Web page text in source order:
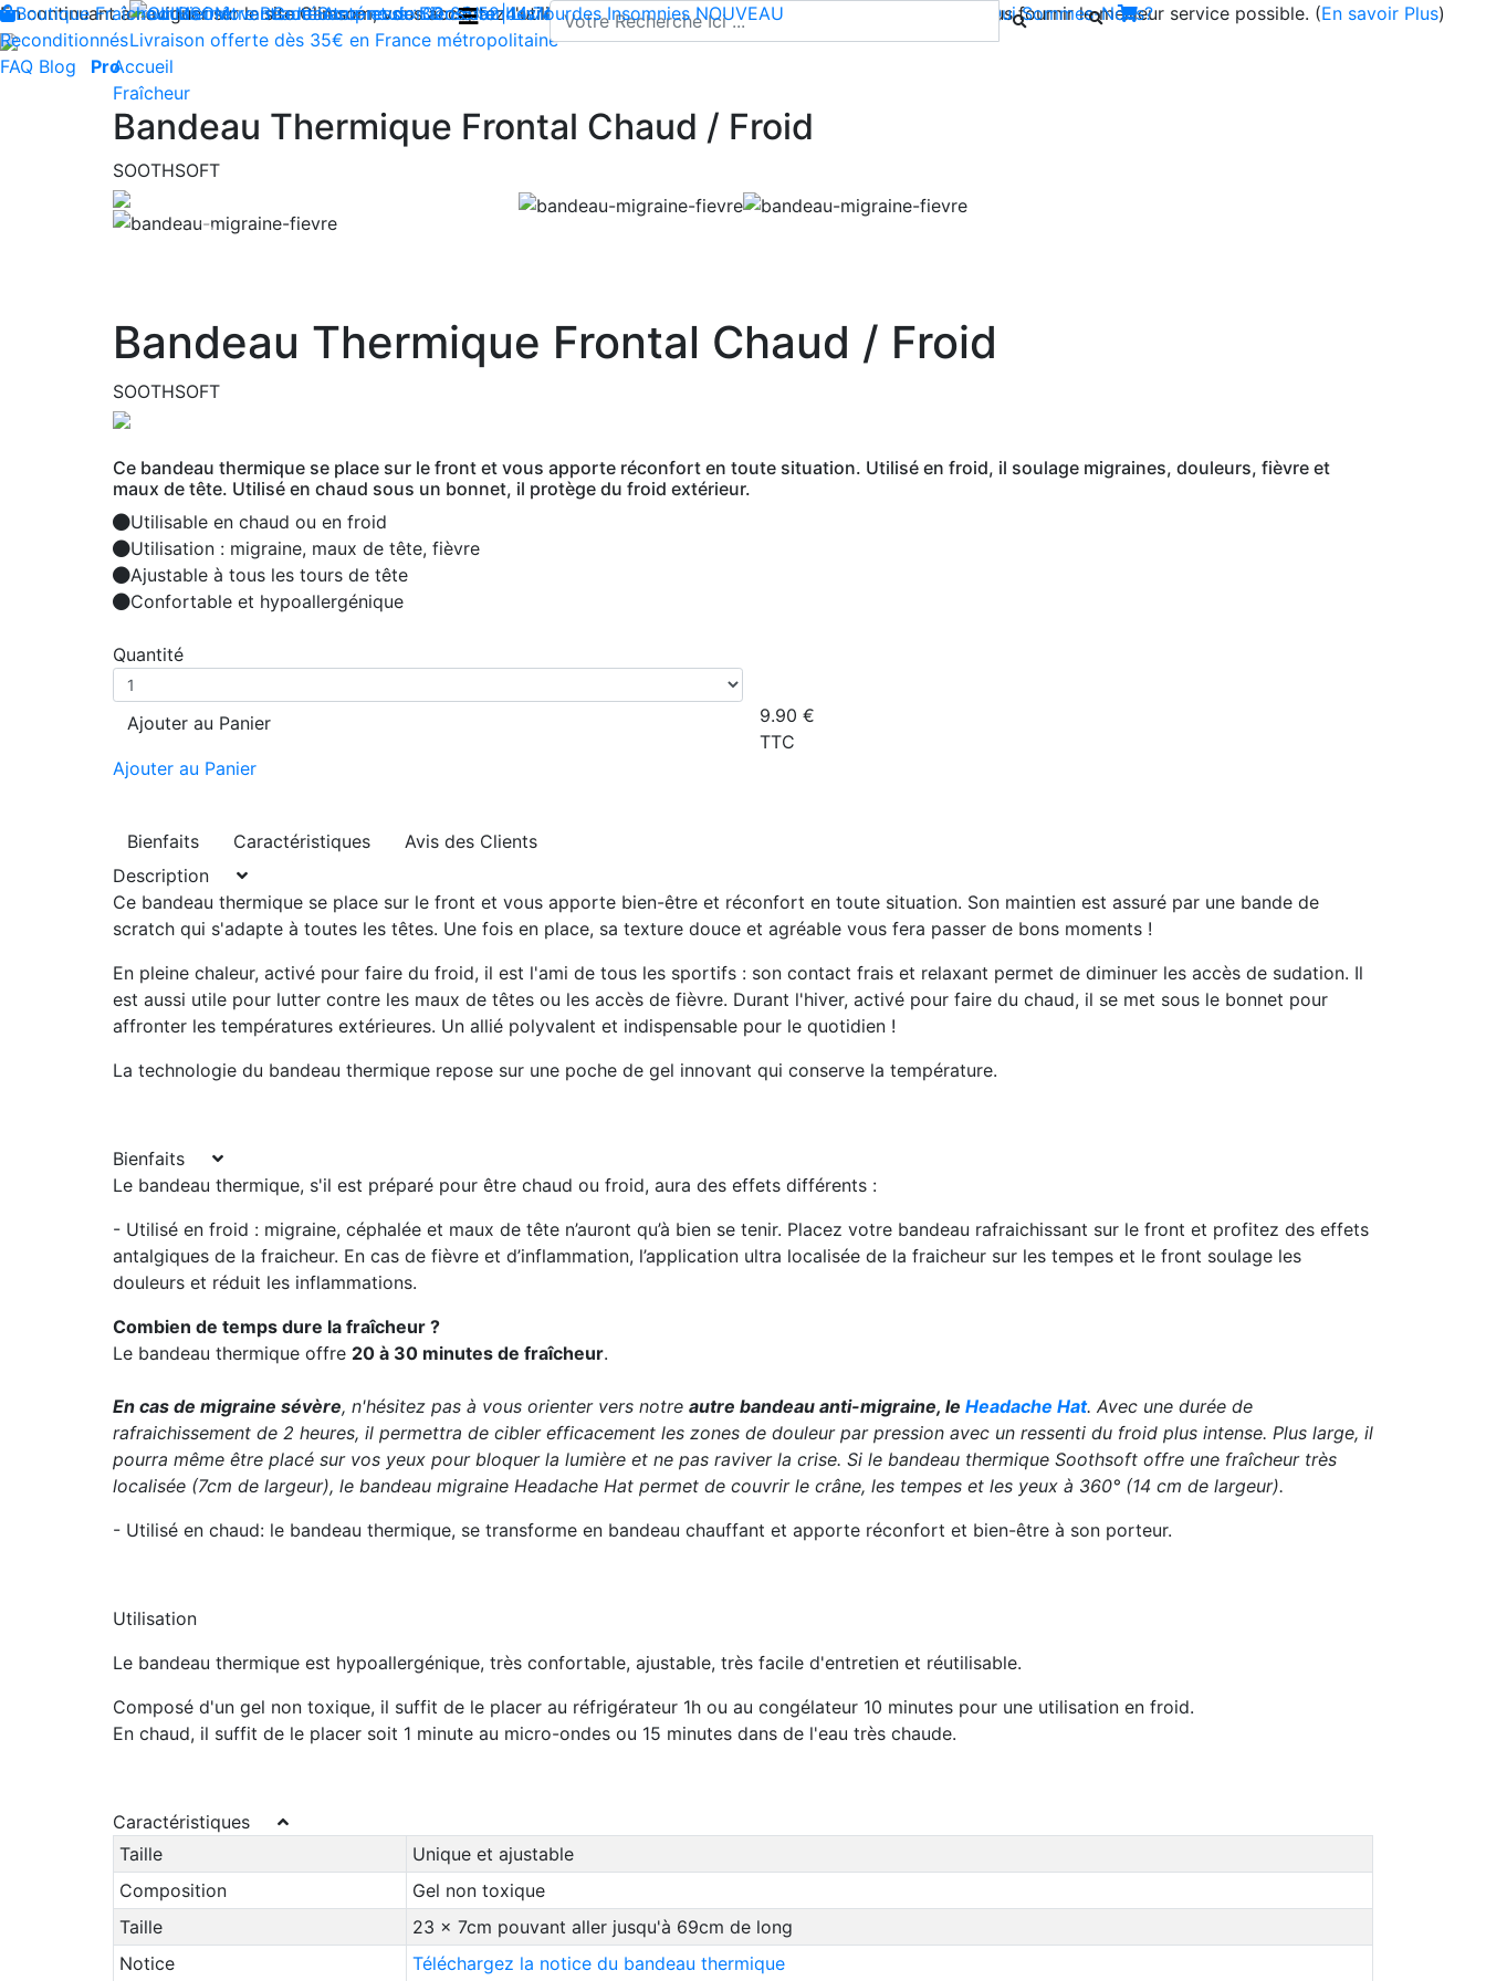
En continuant à naviguer sur le site Climsom, vous acceptez l'utilisation de cookies pour enregistrer votre panier et vous fournir le meilleur service possible. (En savoir Plus)
Produits innovants de Santé et de Bien-être | Livraison offerte dès 35€ en France métropolitaine
Livraison offerte dès 35€ en France métropolitaine
Contactez-nous : 02 85 52 44 74 -contact@climsom.com Qui Sommes-Nous?
Boutique Fraîcheur Bien-être Beauté Acupression Dos Jambes lourdes Insomnies NOUVEAU
Reconditionnés
FAQ Blog ProAccueil
Fraîcheur
Bandeau Thermique Frontal Chaud / Froid
SOOTHSOFT
Previous
Bandeau Thermique Frontal Chaud / Froid
SOOTHSOFT
Ce bandeau thermique se place sur le front et vous apporte réconfort en toute situation. Utilisé en froid, il soulage migraines, douleurs, fièvre et
maux de tête. Utilisé en chaud sous un bonnet, il protège du froid extérieur.
Utilisable en chaud ou en froid
Utilisation : migraine, maux de tête, fièvre
Ajustable à tous les tours de tête
Confortable et hypoallergénique
Quantité
Ajouter au Panier
Ajouter au Panier
9.90 €
TTC
Bienfaits Caractéristiques
Avis des Clients
Description
Ce bandeau thermique se place sur le front et vous apporte bien-être et réconfort en toute situation. Son maintien est assuré par une bande de
scratch qui s'adapte à toutes les têtes. Une fois en place, sa texture douce et agréable vous fera passer de bons moments !
En pleine chaleur, activé pour faire du froid, il est l'ami de tous les sportifs : son contact frais et relaxant permet de diminuer les accès de sudation. Il
est aussi utile pour lutter contre les maux de têtes ou les accès de fièvre. Durant l'hiver, activé pour faire du chaud, il se met sous le bonnet pour
affronter les températures extérieures. Un allié polyvalent et indispensable pour le quotidien !
La technologie du bandeau thermique repose sur une poche de gel innovant qui conserve la température.
Bienfaits
Le bandeau thermique, s'il est préparé pour être chaud ou froid, aura des effets différents :
- Utilisé en froid : migraine, céphalée et maux de tête n’auront qu’à bien se tenir. Placez votre bandeau rafraichissant sur le front et profitez des effets
antalgiques de la fraicheur. En cas de fièvre et d’inflammation, l’application ultra localisée de la fraicheur sur les tempes et le front soulage les
douleurs et réduit les inflammations.
Combien de temps dure la fraîcheur ?
Le bandeau thermique offre 20 à 30 minutes de fraîcheur.
En cas de migraine sévère, n'hésitez pas à vous orienter vers notre autre bandeau anti-migraine, le Headache Hat. Avec une durée de
rafraichissement de 2 heures, il permettra de cibler efficacement les zones de douleur par pression avec un ressenti du froid plus intense. Plus large, il
pourra même être placé sur vos yeux pour bloquer la lumière et ne pas raviver la crise. Si le bandeau thermique Soothsoft offre une fraîcheur très
localisée (7cm de largeur), le bandeau migraine Headache Hat permet de couvrir le crâne, les tempes et les yeux à 360° (14 cm de largeur).
- Utilisé en chaud: le bandeau thermique, se transforme en bandeau chauffant et apporte réconfort et bien-être à son porteur.
Utilisation
Le bandeau thermique est hypoallergénique, très confortable, ajustable, très facile d'entretien et réutilisable.
Composé d'un gel non toxique, il suffit de le placer au réfrigérateur 1h ou au congélateur 10 minutes pour une utilisation en froid.
En chaud, il suffit de le placer soit 1 minute au micro-ondes ou 15 minutes dans de l'eau très chaude.
Caractéristiques
Taille
Unique et ajustable
Composition
Gel non toxique
Taille
23 x 7cm pouvant aller jusqu'à 69cm de long
Notice
Téléchargez la notice du bandeau thermique